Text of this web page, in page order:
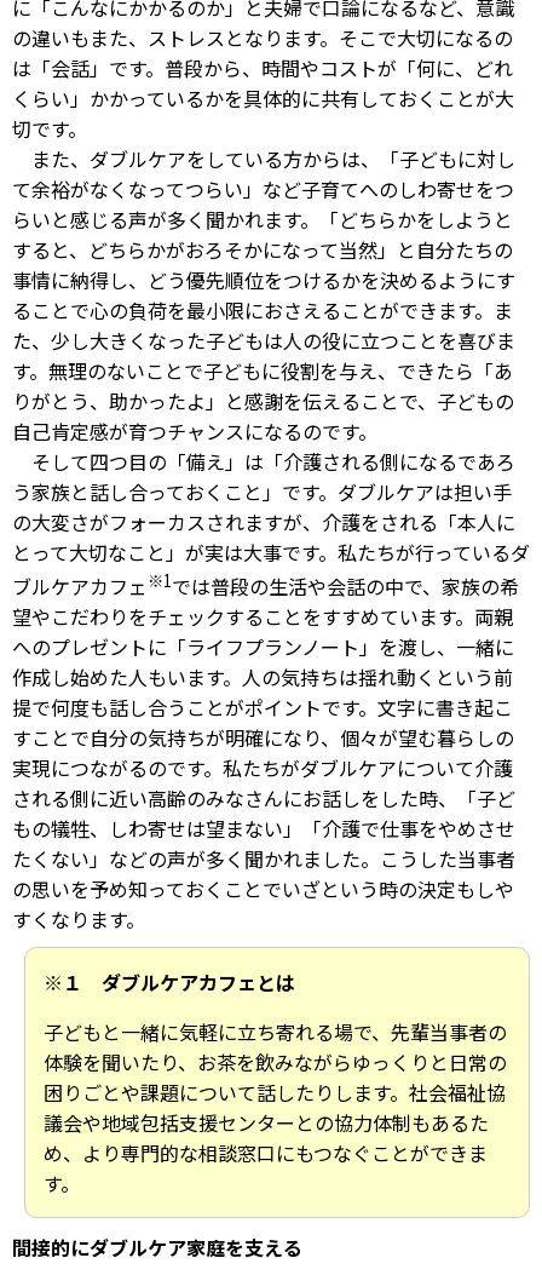
に「こんなにかかるのか」と夫婦で口論になるなど、意識
の違いもまた、ストレスとなります。そこで大切になるの
は「会話」です。普段から、時間やコストが「何に、どれ
くらい」かかっているかを具体的に共有しておくことが大
切です。
また、ダブルケアをしている方からは、「子どもに対し
て余裕がなくなってつらい」など子育てへのしわ寄せをつ
らいと感じる声が多く聞かれます。「どちらかをしようと
すると、どちらかがおろそかになって当然」と自分たちの
事情に納得し、どう優先順位をつけるかを決めるようにす
ることで心の負荷を最小限におさえることができます。ま
た、少し大きくなった子どもは人の役に立つことを喜びま
す。無理のないことで子どもに役割を与え、できたら「あ
りがとう、助かったよ」と感謝を伝えることで、子どもの
自己肯定感が育つチャンスになるのです。
そして四つ目の「備え」は「介護される側になるであろ
う家族と話し合っておくこと」です。ダブルケアは担い手
の大変さがフォーカスされますが、介護をされる「本人に
とって大切なこと」が実は大事です。私たちが行っているダ
ブルケアカフェ ※1では普段の生活や会話の中で、家族の希
望やこだわりをチェックすることをすすめています。両親
へのプレゼントに「ライフプランノート」を渡し、一緒に
作成し始めた人もいます。人の気持ちは揺れ動くという前
提で何度も話し合うことがポイントです。文字に書き起こ
すことで自分の気持ちが明確になり、個々が望む暮らしの
実現につながるのです。私たちがダブルケアについて介護
される側に近い高齢のみなさんにお話しをした時、「子ど
もの犠牲、しわ寄せは望まない」「介護で仕事をやめさせ
たくない」などの声が多く聞かれました。こうした当事者
の思いを予め知っておくことでいざという時の決定もしや
すくなります。
※１ ダブルケアカフェとは
子どもと一緒に気軽に立ち寄れる場で、先輩当事者の
体験を聞いたり、お茶を飲みながらゆっくりと日常の
困りごとや課題について話したりします。社会福祉協
議会や地域包括支援センターとの協力体制もあるた
め、より専門的な相談窓口にもつなぐことができま
す。
間接的にダブルケア家庭を支える